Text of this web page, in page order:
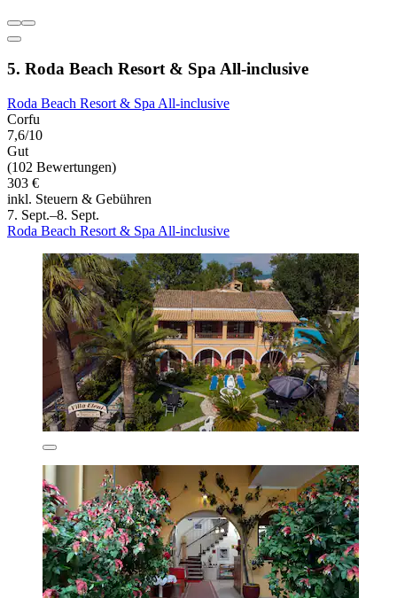
5. Roda Beach Resort & Spa All-inclusive
Roda Beach Resort & Spa All-inclusive
Corfu
7,6/10
Gut
(102 Bewertungen)
303 €
inkl. Steuern & Gebühren
7. Sept.–8. Sept.
Roda Beach Resort & Spa All-inclusive